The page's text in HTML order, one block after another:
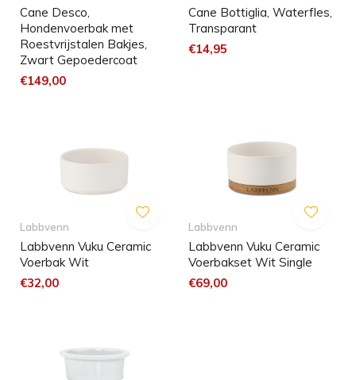
Cane Desco,
Hondenvoerbak met
Roestvrijstalen Bakjes,
Zwart Gepoedercoat
€149,00
Cane Bottiglia, Waterfles,
Transparant
€14,95
Labbvenn
Labbvenn Vuku Ceramic
Voerbak Wit
€32,00
Labbvenn
Labbvenn Vuku Ceramic
Voerbakset Wit Single
€69,00